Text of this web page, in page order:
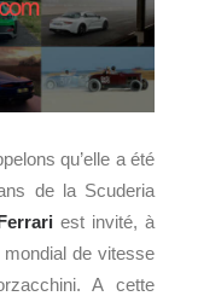
qu’elle a été
de la Scuderia
est invité, à
de vitesse
A cette